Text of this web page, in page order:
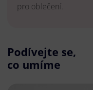
pro oblečení.
Podívejte se,
co umíme